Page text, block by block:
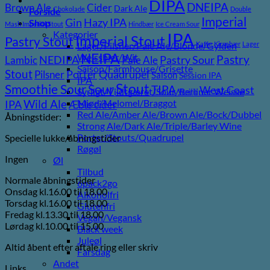
Forside
Shop
Kategorier
Lager/Pilsner/Pale Ale/Blonde/Gylden
Weissbier/Wit
Saison/Farmhouse/Grisette
IPA
Syrligt/Vildtgæret/Sour/Berliner Weisse
Mjød/Melomel/Braggot
Red Ale/Amber Ale/Brown Ale/Bock/Dubbel
Strong Ale/Dark Ale/Triple/Barley Wine
Porter/Stouts/Quadrupel
Røgøl
Øl
Tilbud
6pack2go
Alkoholfri
Glutenfri
Vegan/Vegansk
Black week
Juleøl
Farsdag
Andet
Brown Ale Chokolade Cider Dark Ale DIPA DNEIPA Double
Mash Imperial Stout Gin Hazy IPA Hindbær Ice Cream Sour Imperial
Pastry StoutImperial StoutIPA Kaffe Kirsebær Lager
Lambic NEDIPANEIPAPale Ale Pastry Sour Pastry
Stout Pilsner PorterQuadrupelSaisonSession IPA
Smoothie SourSourStoutTIPA Vanilje West Coast
IPAWild Ale Æble cider
Åbningstider:
Specielle lukke/åbningstider
Ingen
Normale åbningstider
Onsdag kl.16.00 til 18.00
Torsdag kl.16.00 til 18.00
Fredag kl.13.30 til 18.00
Lørdag kl.10.00 til 15.00
Altid åbent efter aftale ring eller skriv